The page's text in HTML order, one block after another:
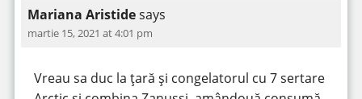
Mariana Aristidesays
martie 15, 2021 at 4:01 pm
Vreau sa duc la țară și congelatorul cu 7 sertare